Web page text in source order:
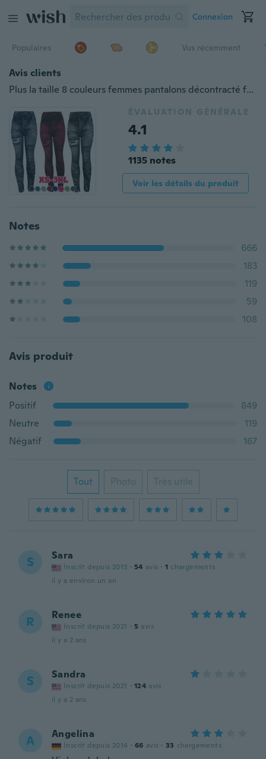
Connexion
Populaires Vus récemment
Avis clients
Plus la taille 8 couleurs femmes pantalons décontracté faux denim jeans déchiré stretch yoga leggings dames taille haute denim imprimé slim skinny pantalon serré
ÉVALUATION GÉNÉRALE
4.1
1135 notes
Voir les détails du produit
Notes
666
183
119
59
108
Avis produit
Notes
Positif
849
Neutre
119
Négatif
167
Tout Photo Très utile
S Sara
Inscrit depuis 2013 · 54 avis · 1 chargements
il y a environ un an
R Renee
Inscrit depuis 2021 · 5 avis
il y a 2 ans
S Sandra
Inscrit depuis 2021 · 124 avis
il y a 2 ans
A Angelina
Inscrit depuis 2014 · 66 avis · 33 chargements